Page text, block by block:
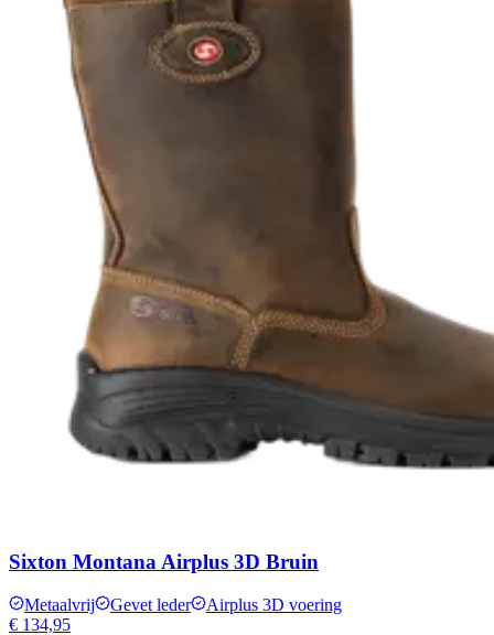
Sixton Montana Airplus 3D Bruin
Metaalvrij Gevet leder
Airplus 3D voering
€ 134,95